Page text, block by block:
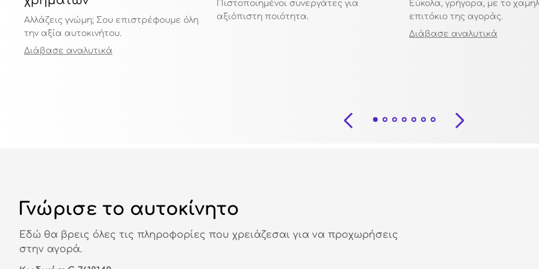
Αλλάζεις γνώμη; Σου επιστρέφουμε όλη
την αξία αυτοκινήτου.
Διάβασε αναλυτικά
Πιστοποιημένοι συνεργάτες για
αξιόπιστη ποιότητα.
Εύκολα, γρήγορα, με το
επιτόκιο της αγοράς.
Διάβασε αναλυτικά
Γνώρισε το αυτοκίνητο
Εδώ θα βρεις όλες τις πληροφορίες που χρειάζεσαι για να προχωρήσεις
στην αγορά.